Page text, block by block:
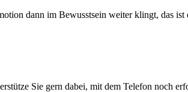
dann im Bewusstsein weiter klingt, das
Sie gern dabei, mit dem Telefon noch